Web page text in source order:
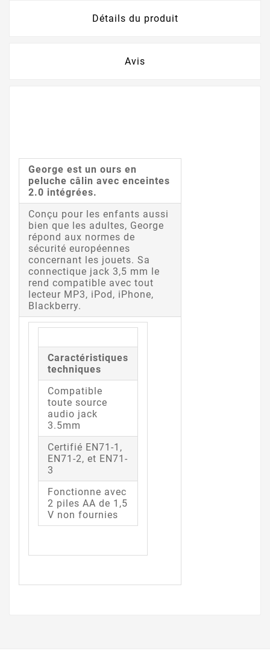
Détails du produit
Avis
George est un ours en
peluche câlin avec enceintes
2.0 intégrées.
Conçu pour les enfants aussi
bien que les adultes, George
répond aux normes de
sécurité européennes
concernant les jouets. Sa
connectique jack 3,5 mm le
rend compatible avec tout
lecteur MP3, iPod, iPhone,
Blackberry.
Caractéristiques
techniques
Compatible
toute source
audio jack
3.5mm
Certifié EN71-1,
EN71-2, et EN71-
3
Fonctionne avec
2 piles AA de 1,5
V non fournies